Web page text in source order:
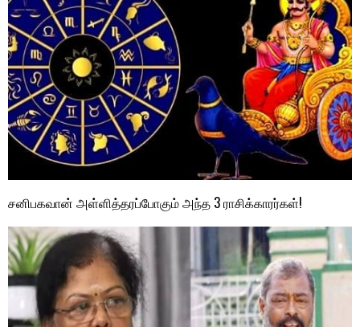
சனிபகவான் அள்ளித்தரப்போகும் அந்த 3 ராசிக்காரர்கள்!